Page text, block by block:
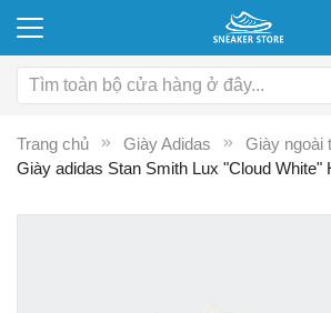
Trang chủ Giày Adidas
Giày ngoài
Giày adidas Stan Smith Lux "Cloud White"